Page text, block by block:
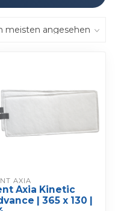
AXIA
Axia Kinetic
| 365 x 130 |